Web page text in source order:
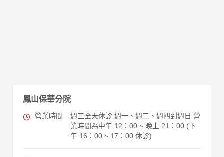
鳳山保華分院
營業時間
週三全天休診 週一、週二、週四到週日 營
業時間為中午 12：00 ~ 晚上 21：00 (下
午 16：00 ~ 17：00 休診)